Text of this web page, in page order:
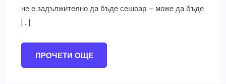
не е задължително да бъде сешоар – може да бъде
[…]
ПРОЧЕТИ ОЩЕ